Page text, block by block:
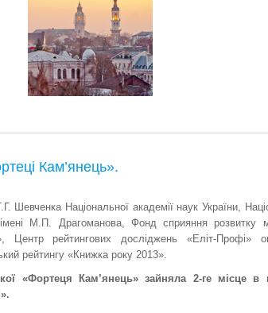
Кам’янець».
Шевченка Національної академії наук України,
імені М.П. Драгоманова, Фонд сприяння розвитку
Центр рейтингових досліджень «Еліт-Профі»
рейтингу «Книжка року 2013».
«Фортеця Кам’янець» зайняла 2-ге місце в